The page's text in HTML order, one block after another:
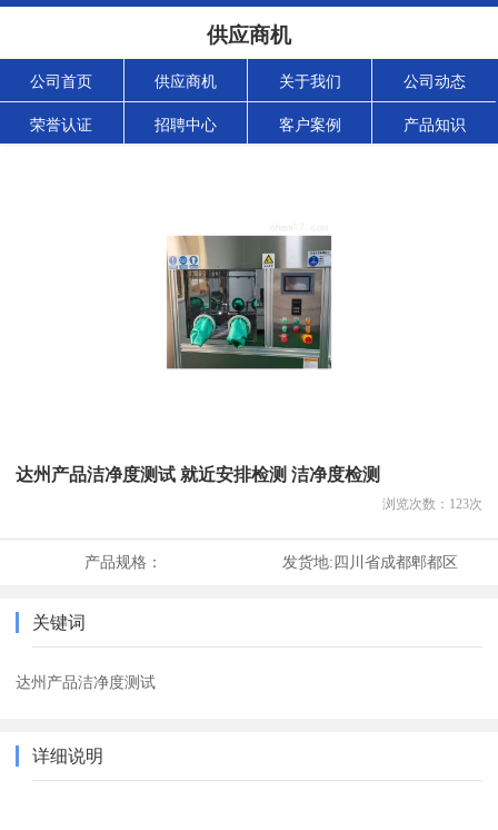
供应商机
公司首页 供应商机 关于我们 公司动态
荣誉认证 招聘中心 客户案例 产品知识
达州产品洁净度测试 就近安排检测 洁净度检测
浏览次数： 123次
产品规格： 发货地:四川省成都郫都区
关键词
达州产品洁净度测试
详细说明